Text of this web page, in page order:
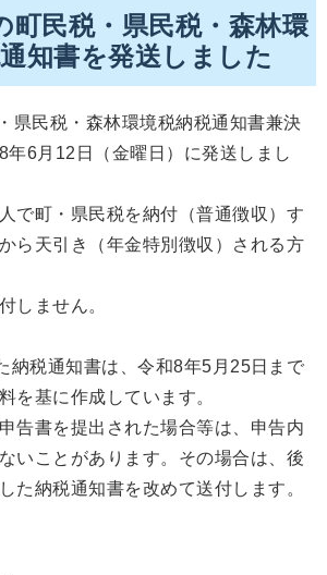
町民税・県民税・森林環
知書を発送しました
県民税・森林環境税納税通知書兼決
年6月12日（金曜日）に発送しまし
で町・県民税を納付（普通徴収）す
ら天引き（年金特別徴収）される方
しません。
納税通知書は、令和8年5月25日まで
を基に作成しています。
告書を提出された場合等は、申告内
いことがあります。その場合は、後
た納税通知書を改めて送付します。